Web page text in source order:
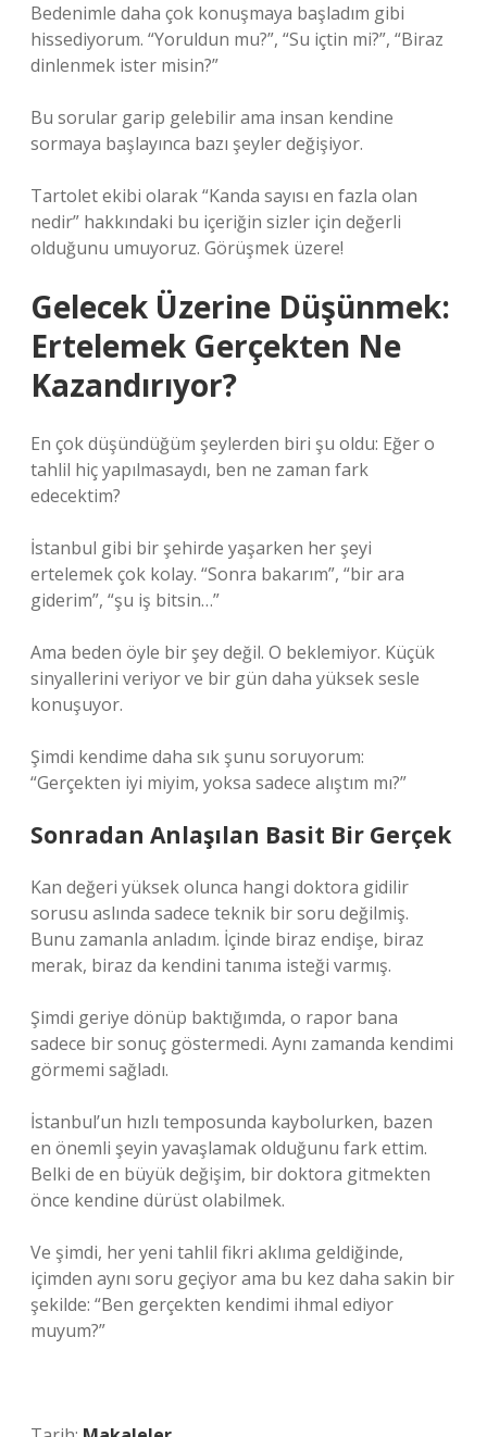
Bedenimle daha çok konuşmaya başladım gibi
hissediyorum. “Yoruldun mu?”, “Su içtin mi?”, “Biraz
dinlenmek ister misin?”
Bu sorular garip gelebilir ama insan kendine
sormaya başlayınca bazı şeyler değişiyor.
Tartolet ekibi olarak “Kanda sayısı en fazla olan
nedir” hakkındaki bu içeriğin sizler için değerli
olduğunu umuyoruz. Görüşmek üzere!
Gelecek Üzerine Düşünmek:
Ertelemek Gerçekten Ne
Kazandırıyor?
En çok düşündüğüm şeylerden biri şu oldu: Eğer o
tahlil hiç yapılmasaydı, ben ne zaman fark
edecektim?
İstanbul gibi bir şehirde yaşarken her şeyi
ertelemek çok kolay. “Sonra bakarım”, “bir ara
giderim”, “şu iş bitsin…”
Ama beden öyle bir şey değil. O beklemiyor. Küçük
sinyallerini veriyor ve bir gün daha yüksek sesle
konuşuyor.
Şimdi kendime daha sık şunu soruyorum:
“Gerçekten iyi miyim, yoksa sadece alıştım mı?”
Sonradan Anlaşılan Basit Bir Gerçek
Kan değeri yüksek olunca hangi doktora gidilir
sorusu aslında sadece teknik bir soru değilmiş.
Bunu zamanla anladım. İçinde biraz endişe, biraz
merak, biraz da kendini tanıma isteği varmış.
Şimdi geriye dönüp baktığımda, o rapor bana
sadece bir sonuç göstermedi. Aynı zamanda kendimi
görmemi sağladı.
İstanbul’un hızlı temposunda kaybolurken, bazen
en önemli şeyin yavaşlamak olduğunu fark ettim.
Belki de en büyük değişim, bir doktora gitmekten
önce kendine dürüst olabilmek.
Ve şimdi, her yeni tahlil fikri aklıma geldiğinde,
içimden aynı soru geçiyor ama bu kez daha sakin bir
şekilde: “Ben gerçekten kendimi ihmal ediyor
muyum?”